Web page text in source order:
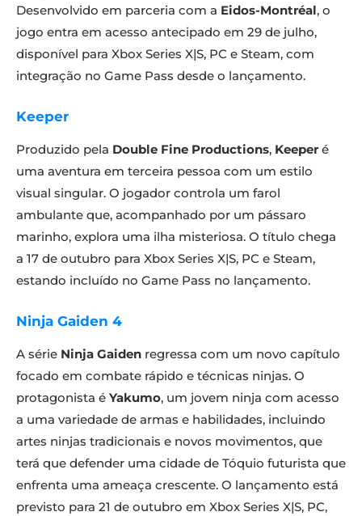
Desenvolvido em parceria com a Eidos-Montréal, o
jogo entra em acesso antecipado em 29 de julho,
disponível para Xbox Series X|S, PC e Steam, com
integração no Game Pass desde o lançamento.
Keeper
Produzido pela Double Fine Productions, Keeper é
uma aventura em terceira pessoa com um estilo
visual singular. O jogador controla um farol
ambulante que, acompanhado por um pássaro
marinho, explora uma ilha misteriosa. O título chega
a 17 de outubro para Xbox Series X|S, PC e Steam,
estando incluído no Game Pass no lançamento.
Ninja Gaiden 4
A série Ninja Gaiden regressa com um novo capítulo
focado em combate rápido e técnicas ninjas. O
protagonista é Yakumo, um jovem ninja com acesso
a uma variedade de armas e habilidades, incluindo
artes ninjas tradicionais e novos movimentos, que
terá que defender uma cidade de Tóquio futurista que
enfrenta uma ameaça crescente. O lançamento está
previsto para 21 de outubro em Xbox Series X|S, PC,